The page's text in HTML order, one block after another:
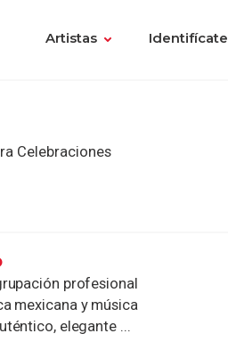
Artistas Identifícate
Celebraciones
profesional
mexicana y música
elegante ...